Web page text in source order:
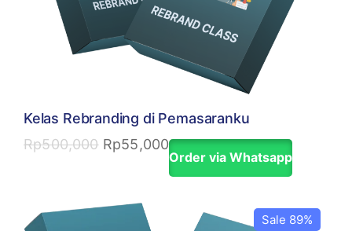
Kelas Rebranding di Pemasaranku
Rp500,000 Rp55,000
Order via Whatsapp
Sale 89%